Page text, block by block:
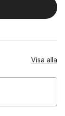
Visa alla